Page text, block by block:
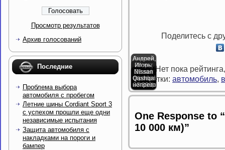
Просмотр результатов
Архив голосований
Последние
Проблема выбора
автомобиля с пробегом
Летние шины Cordiant Sport 3
с успехом прошли еще одни
независимые испытания
Защита автомобиля с
накладками на пороги и
бампер
Даниил,
25 лет
(пробег
15 000
км)
Андрей,
30 лет
(пробег
25 000
км)
Новый
Nissan
Tiida
Игорь,
29 лет
(пробег
33 300)
Nissan
Qashqai:
непревзойденная…
Поделитесь с
(Нет пока
Метки: автомобиль,
One Response to
10 000 км)”